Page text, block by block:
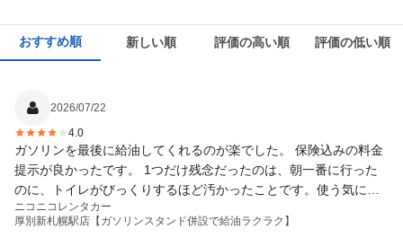
おすすめ順 新しい順 評価の高い順 評価の低い順
2026/07/22
4.0
ガソリンを最後に給油してくれるのが楽でした。 保険込みの料金
提示が良かったです。 1つだけ残念だったのは、朝一番に行った
のに、トイレがびっくりするほど汚かったことです。使う気には
なれませんでした。
ニコニコレンタカー
厚別新札幌駅店【ガソリンスタンド併設で給油ラクラク】